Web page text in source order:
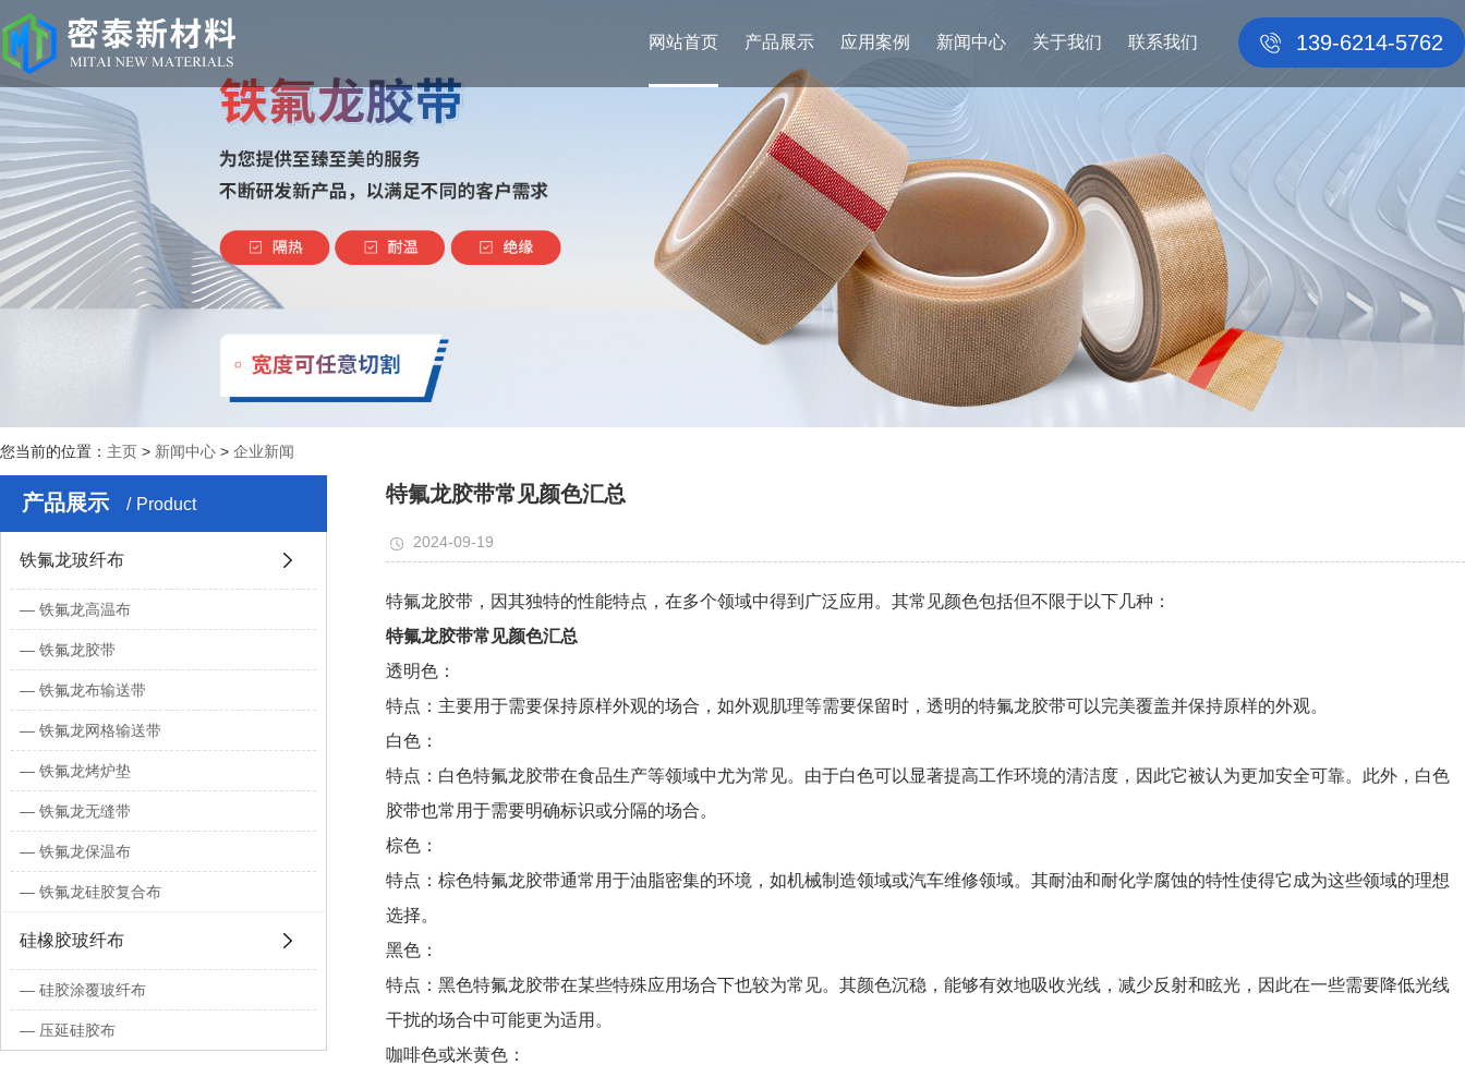
139-6214-5762
网站首页 产品展示 应用案例 新闻中心 关于我们 联系我们
您当前的位置： 主页 > 新闻中心 > 企业新闻
产品展示 Product
铁氟龙玻纤布
铁氟龙高温布
铁氟龙胶带
铁氟龙布输送带
铁氟龙网格输送带
铁氟龙烤炉垫
铁氟龙无缝带
铁氟龙保温布
铁氟龙硅胶复合布
硅橡胶玻纤布
硅胶涂覆玻纤布
压延硅胶布
特氟龙胶带常见颜色汇总
2024-09-19
特氟龙胶带，因其独特的性能特点，在多个领域中得到广泛应用。其常见颜色包括但不限于以下几种：
特氟龙胶带常见颜色汇总
透明色：
特点：主要用于需要保持原样外观的场合，如外观肌理等需要保留时，透明的特氟龙胶带可以完美覆盖并保持原样的外观。
白色：
特点：白色特氟龙胶带在食品生产等领域中尤为常见。由于白色可以显著提高工作环境的清洁度，因此它被认为更加安全可靠。此外，白色
胶带也常用于需要明确标识或分隔的场合。
棕色：
特点：棕色特氟龙胶带通常用于油脂密集的环境，如机械制造领域或汽车维修领域。其耐油和耐化学腐蚀的特性使得它成为这些领域的理想
选择。
黑色：
特点：黑色特氟龙胶带在某些特殊应用场合下也较为常见。其颜色沉稳，能够有效地吸收光线，减少反射和眩光，因此在一些需要降低光线
干扰的场合中可能更为适用。
咖啡色或米黄色：